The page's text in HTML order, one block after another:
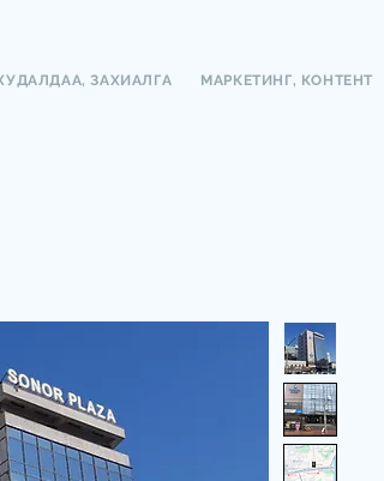
ЗАХИАЛГА МАРКЕТИНГ, КОНТЕНТ